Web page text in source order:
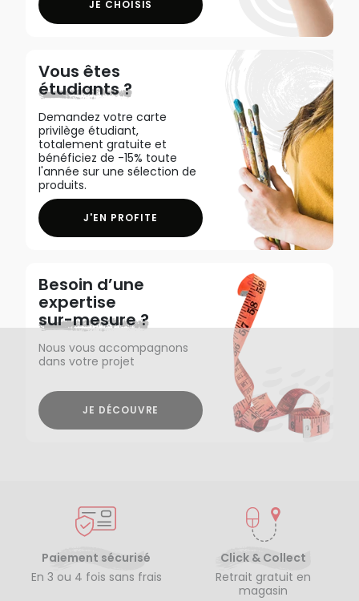
JE CHOISIS
Vous êtes
étudiants ?
Demandez votre carte
privilège étudiant,
totalement gratuite et
bénéficiez de -15% toute
l'année sur une sélection de
produits.
J'EN PROFITE
Besoin d’une
expertise
sur-mesure ?
Nous vous accompagnons
dans votre projet
JE DÉCOUVRE
Paiement sécurisé
En 3 ou 4 fois sans frais
Click & Collect
Retrait gratuit en
magasin